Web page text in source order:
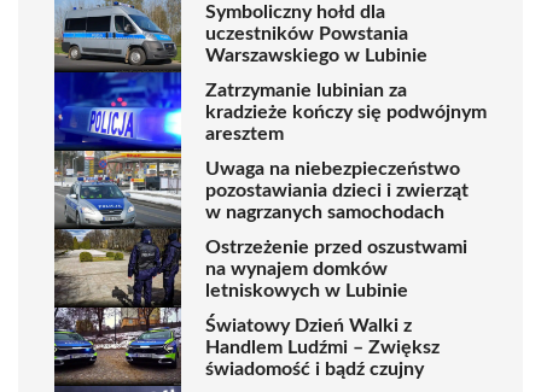
Symboliczny hołd dla
uczestników Powstania
Warszawskiego w Lubinie
Zatrzymanie lubinian za
kradzieże kończy się podwójnym
aresztem
Uwaga na niebezpieczeństwo
pozostawiania dzieci i zwierząt
w nagrzanych samochodach
Ostrzeżenie przed oszustwami
na wynajem domków
letniskowych w Lubinie
Światowy Dzień Walki z
Handlem Ludźmi – Zwiększ
świadomość i bądź czujny